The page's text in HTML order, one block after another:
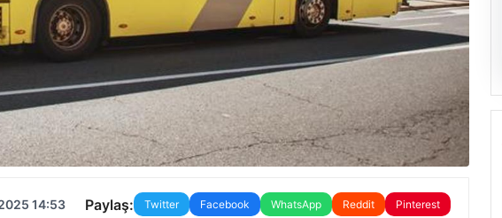
14:53 Paylaş: Twitter Facebook WhatsApp Reddit Pinterest